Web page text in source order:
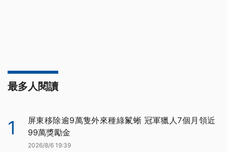
最多人閱讀
1
屏東移除逾9萬隻外來種綠鬣蜥 冠軍獵人7個月領近
99萬獎勵金
2026/8/6 19:39